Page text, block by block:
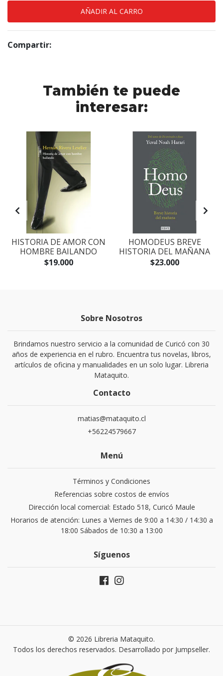
Compartir:
También te puede
interesar:
HISTORIA DE AMOR CON
HOMBRE BAILANDO
$19.000
HOMODEUS BREVE
HISTORIA DEL MAÑANA
$23.000
Sobre Nosotros
Brindamos nuestro servicio a la comunidad de Curicó con 30
años de experiencia en el rubro. Encuentra tus novelas, libros,
artículos de oficina y manualidades en un solo lugar. Libreria
Mataquito.
Contacto
matias@mataquito.cl
+56224579667
Menú
Términos y Condiciones
Referencias sobre costos de envíos
Dirección local comercial: Estado 518, Curicó Maule
Horarios de atención: Lunes a Viernes de 9:00 a 14:30 / 14:30 a
18:00 Sábados de 10:30 a 13:00
Síguenos
© 2026 Libreria Mataquito.
Todos los derechos reservados. Desarrollado por Jumpseller.